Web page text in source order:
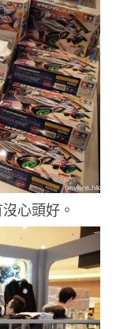
心頭好。